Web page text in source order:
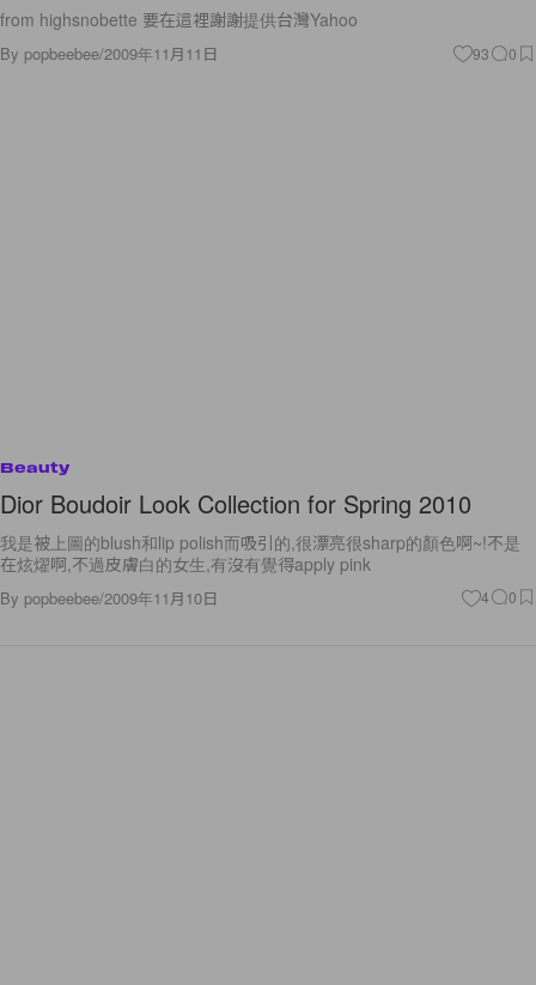
from highsnobette 要在這裡謝謝提供台灣Yahoo
By popbeebee/2009年11月11日 93 0
Beauty
Dior Boudoir Look Collection for Spring 2010
我是被上圖的blush和lip polish而吸引的,很漂亮很sharp的顏色啊~!不是
在炫燿啊,不過皮膚白的女生,有沒有覺得apply pink
By popbeebee/2009年11月10日 4 0